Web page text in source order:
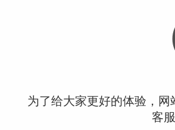
为了给大家更好的体验，
客